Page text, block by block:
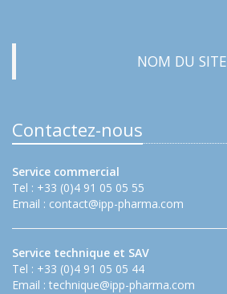
NOM DU SITE
Contactez-nous
Service commercial
Tel : +33 (0)4 91 05 05 55
Email : contact@ipp-pharma.com
Service technique et SAV
Tel : +33 (0)4 91 05 05 44
Email : technique@ipp-pharma.com